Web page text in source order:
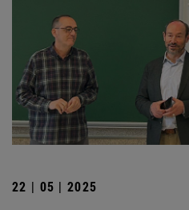
22 | 05 | 2025